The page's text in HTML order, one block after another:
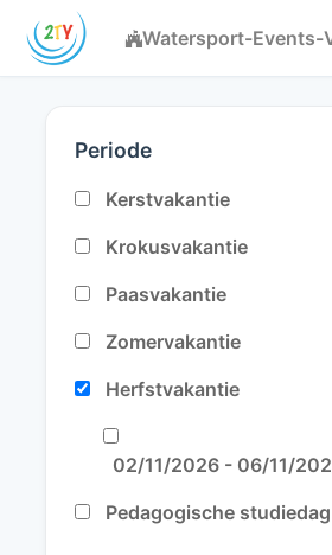
Watersport-Events-
Periode
Kerstvakantie
Krokusvakantie
Paasvakantie
Zomervakantie
Herfstvakantie
02/11/2026 - 06/11/
Pedagogische studiedag